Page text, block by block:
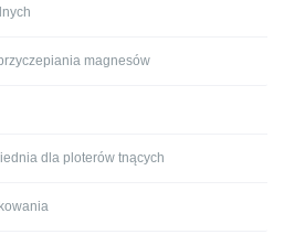
magnesów
dla ploterów tnących